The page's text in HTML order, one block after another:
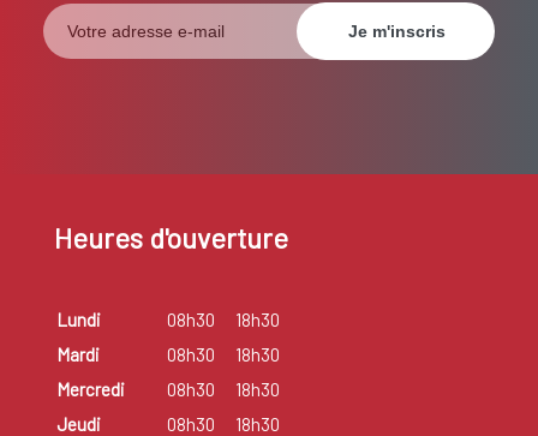
Heures d'ouverture
Lundi 08h30
18h30
Mardi
08h30
18h30
Mercredi
08h30
18h30
Jeudi
08h30
18h30